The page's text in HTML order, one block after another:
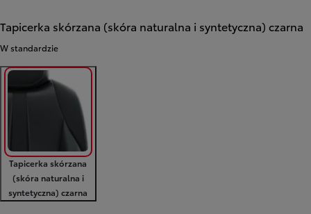
Tapicerka skórzana (skóra naturalna i syntetyczna) czarna
W standardzie
Tapicerka skórzana
(skóra naturalna i
syntetyczna) czarna